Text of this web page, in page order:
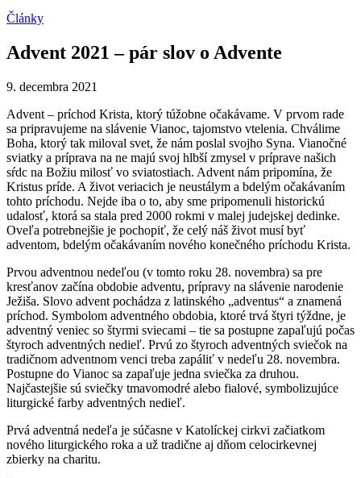
Články
Advent 2021 – pár slov o Advente
9. decembra 2021
Advent – príchod Krista, ktorý túžobne očakávame. V prvom rade
sa pripravujeme na slávenie Vianoc, tajomstvo vtelenia. Chválime
Boha, ktorý tak miloval svet, že nám poslal svojho Syna. Vianočné
sviatky a príprava na ne majú svoj hlbší zmysel v príprave našich
sŕdc na Božiu milosť vo sviatostiach. Advent nám pripomína, že
Kristus príde. A život veriacich je neustálym a bdelým očakávaním
tohto príchodu. Nejde iba o to, aby sme pripomenuli historickú
udalosť, ktorá sa stala pred 2000 rokmi v malej judejskej dedinke.
Oveľa potrebnejšie je pochopiť, že celý náš život musí byť
adventom, bdelým očakávaním nového konečného príchodu Krista.
Prvou adventnou nedeľou (v tomto roku 28. novembra) sa pre
kresťanov začína obdobie adventu, prípravy na slávenie narodenie
Ježiša. Slovo advent pochádza z latinského „adventus“ a znamená
príchod. Symbolom adventného obdobia, ktoré trvá štyri týždne, je
adventný veniec so štyrmi sviecami – tie sa postupne zapaľujú počas
štyroch adventných nedieľ. Prvú zo štyroch adventných sviečok na
tradičnom adventnom venci treba zapáliť v nedeľu 28. novembra.
Postupne do Vianoc sa zapaľuje jedna sviečka za druhou.
Najčastejšie sú sviečky tmavomodré alebo fialové, symbolizujúce
liturgické farby adventných nedieľ.
Prvá adventná nedeľa je súčasne v Katolíckej cirkvi začiatkom
nového liturgického roka a už tradične aj dňom celocirkevnej
zbierky na charitu.